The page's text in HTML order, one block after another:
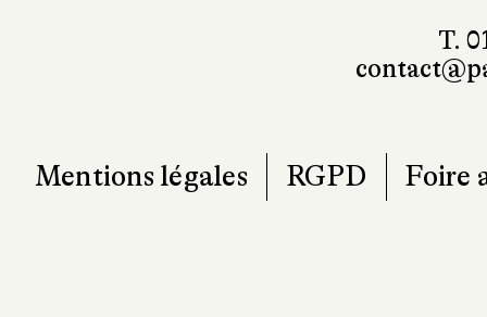
T.
Mentions légales RGPD Foire